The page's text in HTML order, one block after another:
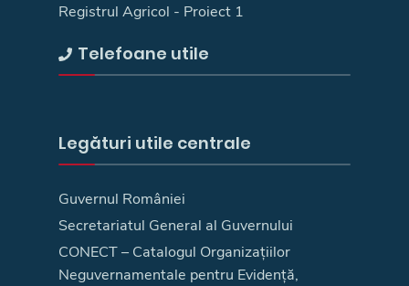
Registrul Agricol - Proiect 1
Telefoane utile
Legături utile centrale
Guvernul României
Secretariatul General al Guvernului
CONECT – Catalogul Organizațiilor
Neguvernamentale pentru Evidență,